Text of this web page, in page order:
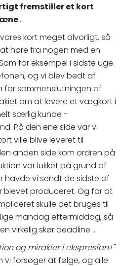
fremstiller et kort
.
kort meget alvorligt, så
høre fra nogen med en
for eksempel i sidste uge.
og vi blev bedt af
sammenslutningen af
om at levere et vægkort i
særlig kunde -
På den ene side var vi
ville blive leveret til
anden side kom ordren på
var lukket på grund af
havde vi sendt de sidste af
blevet produceret. Og for at
skulle det bruges til
mandag eftermiddag, så
virkelig skør deadline ..
og mirakler i ekspresfart!"
vi forsøger at følge, og alle